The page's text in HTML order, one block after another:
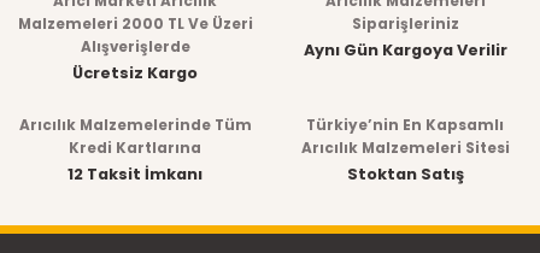
Malzemeleri 2000 TL Ve Üzeri
Alışverişlerde
Ücretsiz Kargo
Siparişleriniz
Aynı Gün Kargoya Verilir
Arıcılık Malzemelerinde Tüm
Kredi Kartlarına
12 Taksit İmkanı
Türkiye’nin En Kapsamlı
Arıcılık Malzemeleri Sitesi
Stoktan Satış